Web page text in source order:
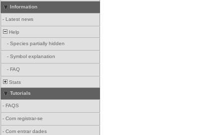
Information
- Latest news
Help
- Species partially hidden
- Symbol explanation
- FAQ
Stats
Tutorials
- FAQS
- Com registrar-se
- Com entrar dades